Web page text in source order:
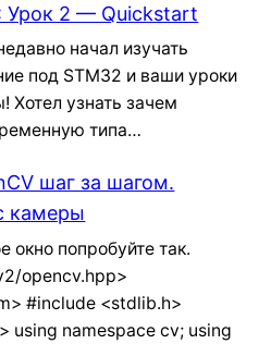
Урок 2 — Quickstart
начал изучать
под STM32 и ваши уроки
Хотел узнать зачем
типа…
шаг за шагом.
камеры
окно попробуйте так.
opencv.hpp>
#include <stdlib.h>
using namespace cv; using